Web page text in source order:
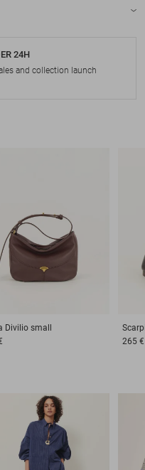
24H
and collection launch
Divilio small
265 €